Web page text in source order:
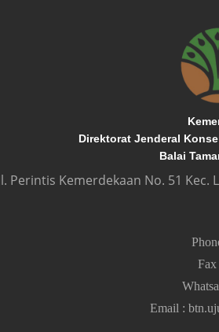
Direktorat Jenderal
Balai
Perintis Kemerdekaan No. 51
Fax
Email :